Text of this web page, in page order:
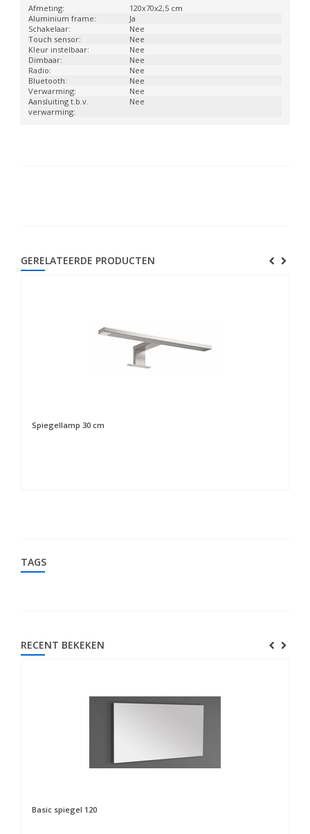
Afmeting:
120x70x2,5 cm
Aluminium frame:
Ja
Schakelaar:
Nee
Touch sensor:
Nee
Kleur instelbaar:
Nee
Dimbaar:
Nee
Radio:
Nee
Bluetooth:
Nee
Verwarming:
Nee
Aansluiting t.b.v.
verwarming:
Nee
GERELATEERDE PRODUCTEN
Spiegellamp 30 cm
TAGS
RECENT BEKEKEN
Basic spiegel 120